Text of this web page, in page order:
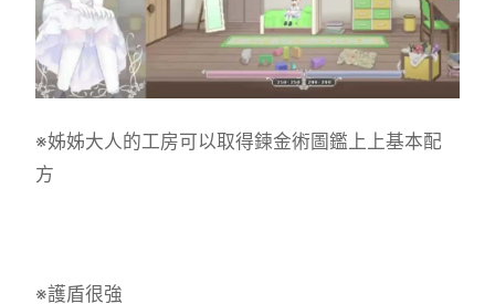
※姊姊大人的工房可以取得鍊金術圖鑑上上基本配
方
※護盾很強